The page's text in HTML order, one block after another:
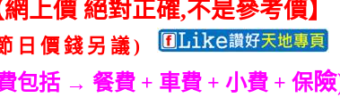
網上價 絕對正確,不是參考價】
日 價 錢 另 議)
包括 → 餐費 + 車費 + 小費 + 保險